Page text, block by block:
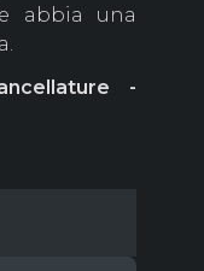
abbia una
-